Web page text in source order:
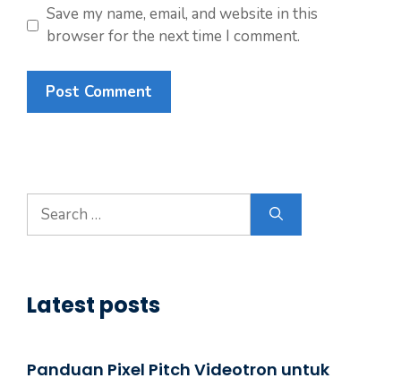
Save my name, email, and website in this
browser for the next time I comment.
Latest posts
Panduan Pixel Pitch Videotron untuk